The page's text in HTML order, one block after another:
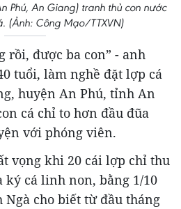
Phú, An Giang) tranh thủ con nước
(Ảnh: Công Mạo/TTXVN)
rồi, được ba con” - anh
tuổi, làm nghề đặt lợp cá
huyện An Phú, tỉnh An
cá chỉ to hơn đầu đũa
với phóng viên.
vọng khi 20 cái lợp chỉ thu
ký cá linh non, bằng 1/10
cho biết từ đầu tháng